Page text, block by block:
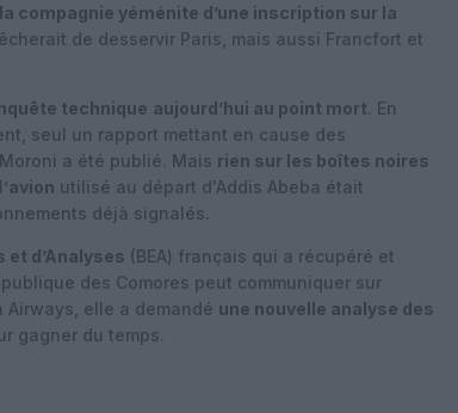
compagnie yéménite d’une inscription sur la
de desservir Paris, mais aussi Francfort et
technique aujourd’hui au point mort. En
seul un rapport mettant en cause des
a été publié. Mais rien sur les boîtes noires
avion utilisé au départ d'Addis Abeba était
déjà signalés.
et d’Analyses (BEA) français qui a récupéré et
des Comores peut communiquer sur
Airways, elle a demandé une nouvelle analyse des
gagner du temps.